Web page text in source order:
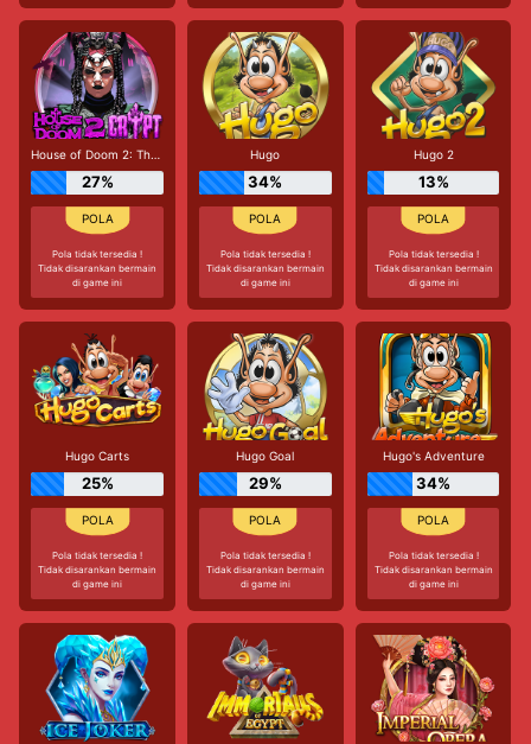
House of Doom 2: The Crypt
27%
Pola tidak tersedia !
Tidak disarankan bermain
di game ini
Hugo
34%
Pola tidak tersedia !
Tidak disarankan bermain
di game ini
Hugo 2
13%
Pola tidak tersedia !
Tidak disarankan bermain
di game ini
Hugo Carts
25%
Pola tidak tersedia !
Tidak disarankan bermain
di game ini
Hugo Goal
29%
Pola tidak tersedia !
Tidak disarankan bermain
di game ini
Hugo's Adventure
34%
Pola tidak tersedia !
Tidak disarankan bermain
di game ini